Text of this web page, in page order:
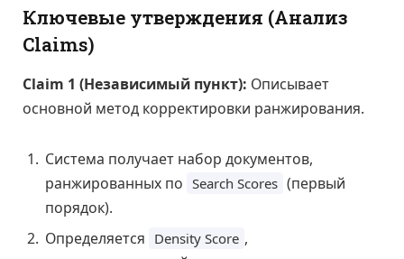
Ключевые утверждения (Анализ
Claims)
Claim 1 (Независимый пункт): Описывает
основной метод корректировки ранжирования.
Система получает набор документов,
ранжированных по Search Scores (первый
порядок).
Определяется Density Score ,